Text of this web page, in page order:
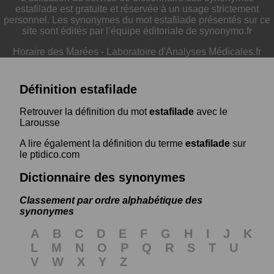
estafilade est gratuite et réservée à un usage strictement
personnel. Les synonymes du mot estafilade présentés sur ce
site sont édités par l’équipe éditoriale de synonymo.fr
Horaire des Marées - Laboratoire d'Analyses Médicales.fr
Définition estafilade
Retrouver la définition du motestafilade avec le
Larousse
A lire également la définition du terme estafilade sur
le ptidico.com
Dictionnaire des synonymes
Classement par ordre alphabétique des
synonymes
A B C D E F G H I J
K
L
M N O P Q R S T
U
V
W X Y Z